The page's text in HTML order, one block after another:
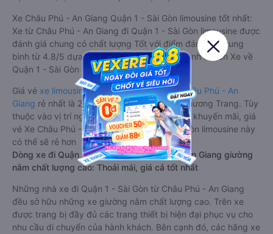
Xe Châu Phú - An Giang Quận 1 - Sài Gòn limousine tốt nhất:
Xe từ Châu Phú - An Giang đi Quận 1 - Sài Gòn limousine được
đánh giá chung có chất lượng Tốt với điểm đánh giá trung
bình từ 4.8/5 dựa trên 3966 phản hồi của hành khách Xe về
Quận 1 - Sài Gòn từ Châu Phú - An Giang.
Giá vé xe limousine đi Quận 1 - Sài Gòn từ Châu Phú - An
Giang rẻ nhất là 230000VND của hãng xe Phương Trang. Tùy
thuộc vào vị trí ngồi của bạn và chương trình khuyến mãi, giá
vé Xe Châu Phú - An Giang đi Quận 1 - Sài Gòn limousine này
có thể sẽ rẻ hơn
Dòng xe đi Quận 1 - Sài Gòn từ Châu Phú - An Giang giường
nằm chất lượng cao: Thoải mái, giá cả tốt nhất
Những nhà xe đi Quận 1 - Sài Gòn từ Châu Phú - An Giang
đều sở hữu những xe giường nằm chất lượng cao. Trên xe
được trang bị đầy đủ các trang thiết bị hiện đại phục vụ cho
nhu cầu di chuyển của hành khách. Bên cạnh đó, các hãng xe